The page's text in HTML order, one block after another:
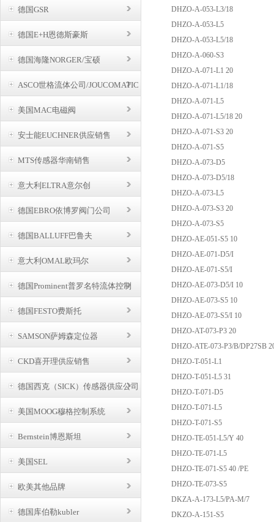
德国GSR
德国E+H恩德斯豪斯
德国海隆NORGER/宝硕
BUSCHJOST
ASCO世格流体公司/JOUCOMATIC
美国MAC电磁阀
安士能EUCHNER供应销售
MTS传感器华南销售
意大利ELTRA意尔创
德国EBRO依博罗阀门公司
德国BALLUFF巴鲁夫
意大利OMAL欧玛尔
德国Prominent普罗名特流体控制
德国FESTO费斯托
SAMSON萨姆森定位器
CKD喜开理供应销售
德国西克（SICK）传感器供应公司
美国MOOG穆格控制系统
Bernstein博恩斯坦
美国SEL
欧美其他品牌
德国库伯勒kubler
DHZO-A-053-L3/18
DHZO-A-053-L5
DHZO-A-053-L5/18
DHZO-A-060-S3
DHZO-A-071-L1 20
DHZO-A-071-L1/18
DHZO-A-071-L5
DHZO-A-071-L5/18 20
DHZO-A-071-S3 20
DHZO-A-071-S5
DHZO-A-073-D5
DHZO-A-073-D5/18
DHZO-A-073-L5
DHZO-A-073-S3 20
DHZO-A-073-S5
DHZO-AE-051-S5 10
DHZO-AE-071-D5/I
DHZO-AE-071-S5/I
DHZO-AE-073-D5/I 10
DHZO-AE-073-S5 10
DHZO-AE-073-S5/I 10
DHZO-AT-073-P3 20
DHZO-ATE-073-P3/B/DP27SB
DHZO-T-051-L1
DHZO-T-051-L5 31
DHZO-T-071-D5
DHZO-T-071-L5
DHZO-T-071-S5
DHZO-TE-051-L5/Y 40
DHZO-TE-071-L5
DHZO-TE-071-S5 40 /PE
DHZO-TE-073-S5
DKZA-A-173-L5/PA-M/7
DKZO-A-151-S5